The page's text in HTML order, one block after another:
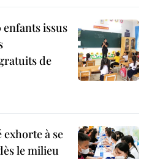
enfants issus
de
à se
le milieu